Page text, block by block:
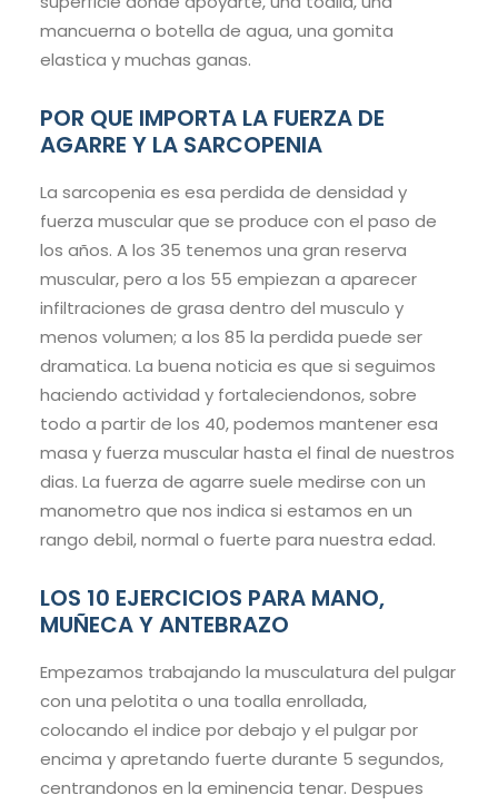
mancuerna o botella de agua, una gomita
elastica y muchas ganas.
POR QUE IMPORTA LA FUERZA DE
AGARRE Y LA SARCOPENIA
La sarcopenia es esa perdida de densidad y
fuerza muscular que se produce con el paso de
los años. A los 35 tenemos una gran reserva
muscular, pero a los 55 empiezan a aparecer
infiltraciones de grasa dentro del musculo y
menos volumen; a los 85 la perdida puede ser
dramatica. La buena noticia es que si seguimos
haciendo actividad y fortaleciendonos, sobre
todo a partir de los 40, podemos mantener esa
masa y fuerza muscular hasta el final de nuestros
dias. La fuerza de agarre suele medirse con un
manometro que nos indica si estamos en un
rango debil, normal o fuerte para nuestra edad.
LOS 10 EJERCICIOS PARA MANO,
MUÑECA Y ANTEBRAZO
Empezamos trabajando la musculatura del pulgar
con una pelotita o una toalla enrollada,
colocando el indice por debajo y el pulgar por
encima y apretando fuerte durante 5 segundos,
centrandonos en la eminencia tenar. Despues